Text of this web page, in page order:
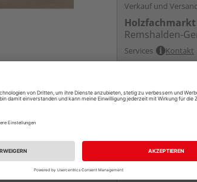
Verkauf und
Holzfachmarkt
Remshalden-
Services Kontakt
Auf
Beim
Auf